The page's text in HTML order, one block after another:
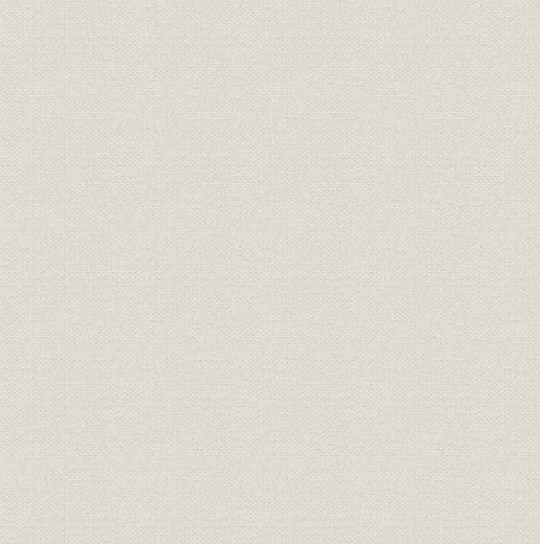
製品 電子デバイス
製品 家庭電器・その他
沿革 年表
昭和39年
(1979)
名誉 主な国家表彰 昭和39年4